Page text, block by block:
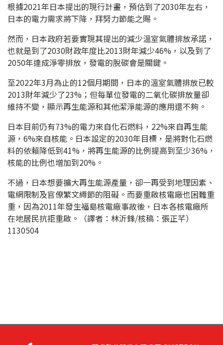
根據2021年日本提出的現行計畫，預估到了2030年左右，
日本的電力需求將下降，拜努力節能之賜。
然而，日本政府若要實現其提出的減少溫室氣體排放承諾，
也就是到了2030財政年度比2013財年減少46%，以及到了
2050年達成淨零排放，發電的脫碳會是關鍵。
至2022年3月為止的12個月期間，日本的溫室氣體排放已較
2013財年減少了23%；但每單位發電的二氧化碳排放量卻
維持不變，顯示再生能源和其他潔淨能源的應用還不夠。
日本目前仍有73%的電力來自化石燃料，22%來自再生能
源，6%來自核能。日本設定的2030年目標，是將對化石燃
料的依賴降低到41%，將再生能源的比例提高到至少36%，
核能的比例也增加到20%。
不過，日本想要擴大再生能源產量，卻一再受到地理因素、
電網限制及官僚繁文縟節的阻礙。而要重啟核電廠也困難重
重，因為2011年發生福島核電廠事故後，日本各核電廠所
在地居民抗拒重啟。（譯者：林沂鋒/核稿：張正芊）
1130504